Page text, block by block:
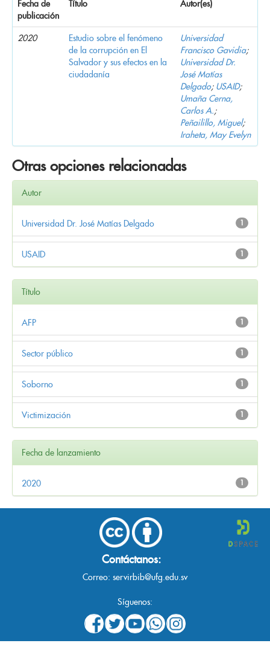
Fecha de
publicación
Título Autor(es)
2020
Estudio sobre el fenómeno
de la corrupción en El
Salvador y sus efectos en la
ciudadanía
Universidad
Francisco Gavidia;
Universidad Dr.
José Matías
Delgado; USAID;
Umaña Cerna,
Carlos A.;
Peñailillo, Miguel;
Iraheta, May Evelyn
Otras opciones relacionadas
Autor
1
Universidad Dr. José Matías Delgado
1
USAID
Título
1
AFP
1
Sector público
1
Soborno
1
Victimización
Fecha de lanzamiento
1
2020
Contáctanos:
Correo: servirbib@ufg.edu.sv
Síguenos: